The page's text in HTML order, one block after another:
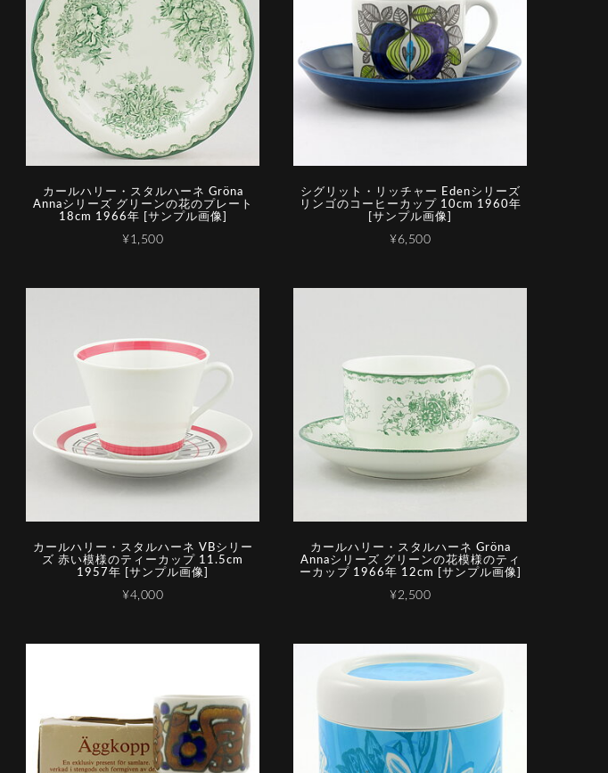
カールハリー・スタルハーネ Gröna
Annaシリーズ グリーンの花のプレート
18cm 1966年 [サンプル画像]
¥1,500
シグリット・リッチャー Edenシリーズ
リンゴのコーヒーカップ 10cm 1960年
[サンプル画像]
¥6,500
カールハリー・スタルハーネ VBシリー
ズ 赤い模様のティーカップ 11.5cm
1957年 [サンプル画像]
¥4,000
カールハリー・スタルハーネ Gröna
Annaシリーズ グリーンの花模様のティ
ーカップ 1966年 12cm [サンプル画像]
¥2,500